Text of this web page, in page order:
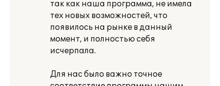
так как наша программа, не имела
тех новых возможностей, что
появилось на рынке в данный
момент, и полностью себя
исчерпала.
Для нас было важно точное